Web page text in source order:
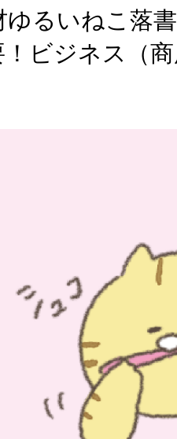
るいねこ落
ビジネス（